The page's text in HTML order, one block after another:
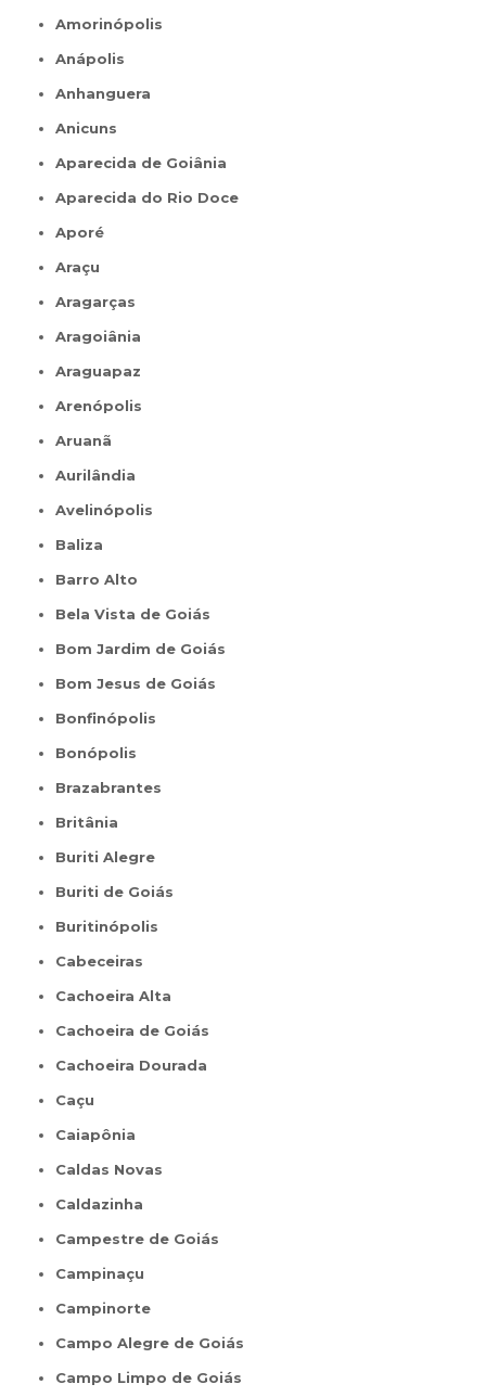
Amorinópolis
Anápolis
Anhanguera
Anicuns
Aparecida de Goiânia
Aparecida do Rio Doce
Aporé
Araçu
Aragarças
Aragoiânia
Araguapaz
Arenópolis
Aruanã
Aurilândia
Avelinópolis
Baliza
Barro Alto
Bela Vista de Goiás
Bom Jardim de Goiás
Bom Jesus de Goiás
Bonfinópolis
Bonópolis
Brazabrantes
Britânia
Buriti Alegre
Buriti de Goiás
Buritinópolis
Cabeceiras
Cachoeira Alta
Cachoeira de Goiás
Cachoeira Dourada
Caçu
Caiapônia
Caldas Novas
Caldazinha
Campestre de Goiás
Campinaçu
Campinorte
Campo Alegre de Goiás
Campo Limpo de Goiás